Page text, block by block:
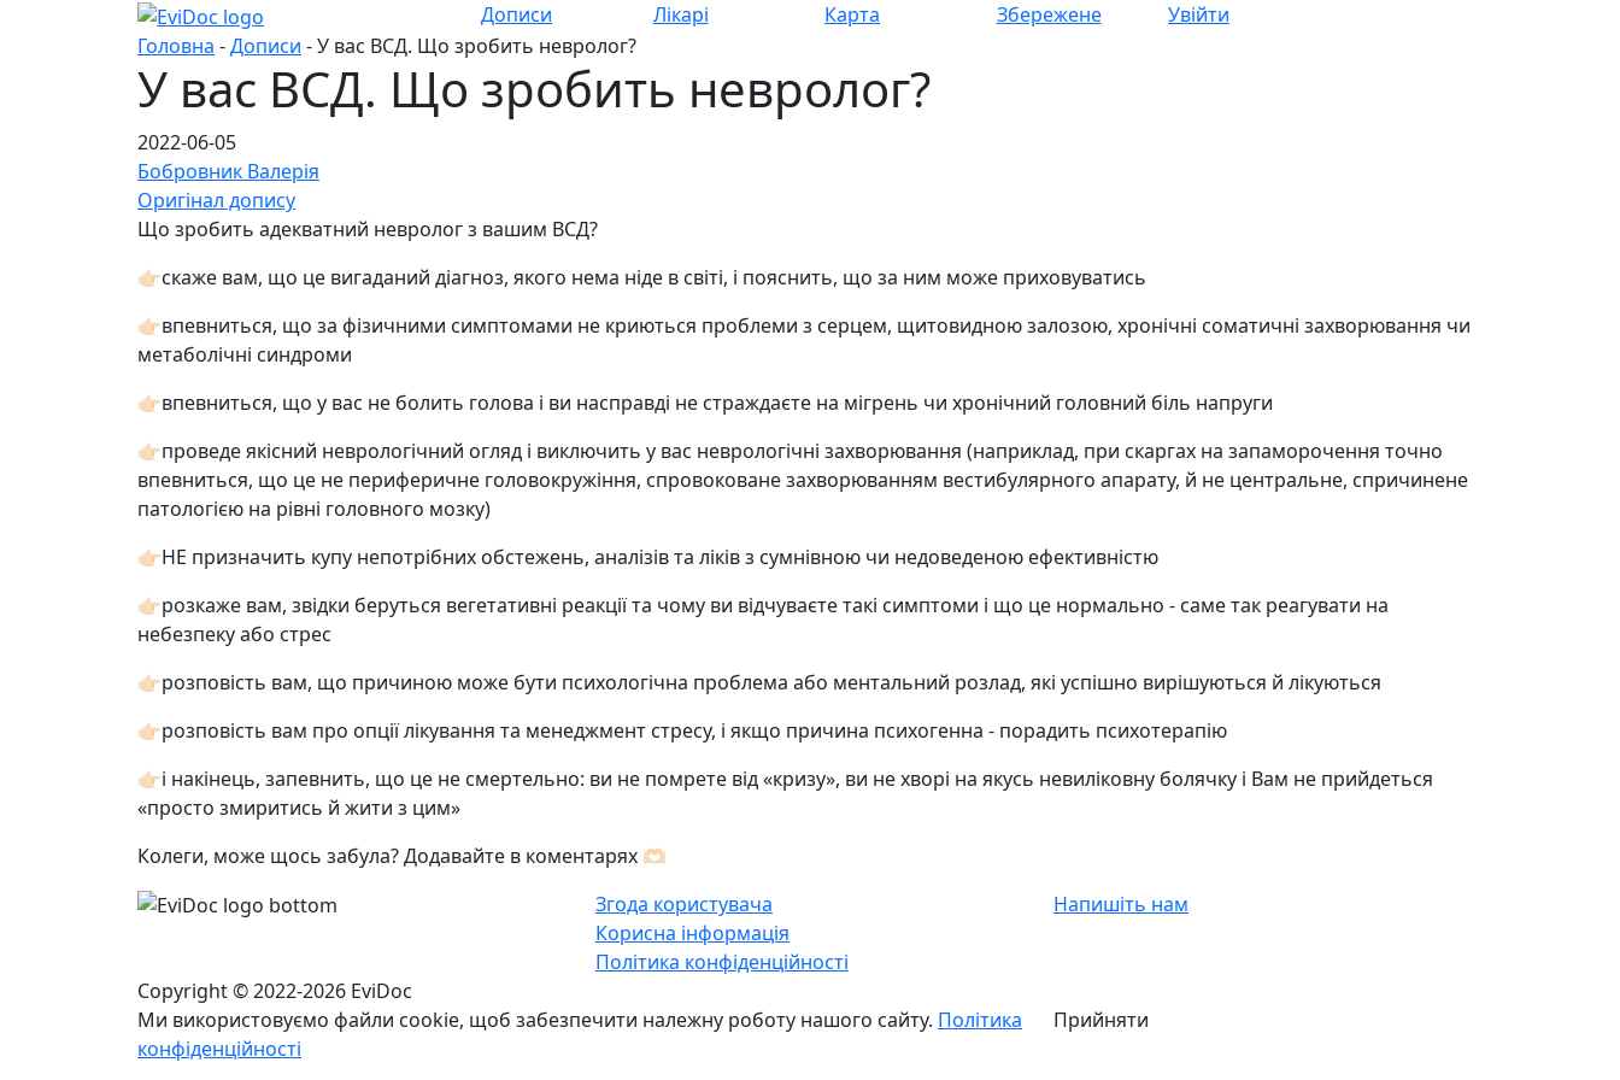
Дописи Лікарі Карта Збережене
Увійти
Головна -Дописи - У вас ВСД. Що зробить невролог?
У вас ВСД. Що зробить невролог?
2022-06-05
Бобровник Валерія
Оригінал допису
Що зробить адекватний невролог з вашим ВСД?
👉🏻скаже вам, що це вигаданий діагноз, якого нема ніде в світі, і пояснить, що за ним може приховуватись
👉🏻впевниться, що за фізичними симптомами не криються проблеми з серцем, щитовидною залозою, хронічні соматичні захворювання чи
метаболічні синдроми
👉🏻впевниться, що у вас не болить голова і ви насправді не страждаєте на мігрень чи хронічний головний біль напруги
👉🏻проведе якісний неврологічний огляд і виключить у вас неврологічні захворювання (наприклад, при скаргах на запаморочення точно
впевниться, що це не периферичне головокружіння, спровоковане захворюванням вестибулярного апарату, й не центральне, спричинене
патологією на рівні головного мозку)
👉🏻НЕ призначить купу непотрібних обстежень, аналізів та ліків з сумнівною чи недоведеною ефективністю
👉🏻розкаже вам, звідки беруться вегетативні реакції та чому ви відчуваєте такі симптоми і що це нормально - саме так реагувати на
небезпеку або стрес
👉🏻розповість вам, що причиною може бути психологічна проблема або ментальний розлад, які успішно вирішуються й лікуються
👉🏻розповість вам про опції лікування та менеджмент стресу, і якщо причина психогенна - порадить психотерапію
👉🏻і накінець, запевнить, що це не смертельно: ви не помрете від «кризу», ви не хворі на якусь невиліковну болячку і Вам не прийдеться
«просто змиритись й жити з цим»
Колеги, може щось забула? Додавайте в коментарях 🫶🏻
Згода користувача
Корисна інформація
Політика конфіденційності
Напишіть нам
Copyright © 2022-2026 EviDoc
Ми використовуємо файли cookie, щоб забезпечити належну роботу нашого сайту. Політика
конфіденційності
Прийняти